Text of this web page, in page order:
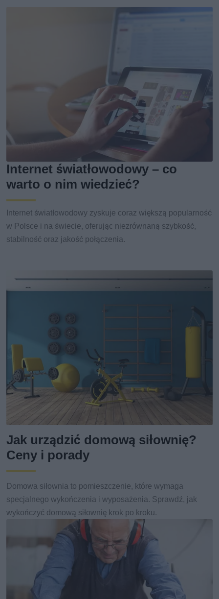
Internet światłowodowy – co
warto o nim wiedzieć?
Internet światłowodowy zyskuje coraz większą popularność
w Polsce i na świecie, oferując niezrównaną szybkość,
stabilność oraz jakość połączenia.
Jak urządzić domową siłownię?
Ceny i porady
Domowa siłownia to pomieszczenie, które wymaga
specjalnego wykończenia i wyposażenia. Sprawdź, jak
wykończyć domową siłownię krok po kroku.